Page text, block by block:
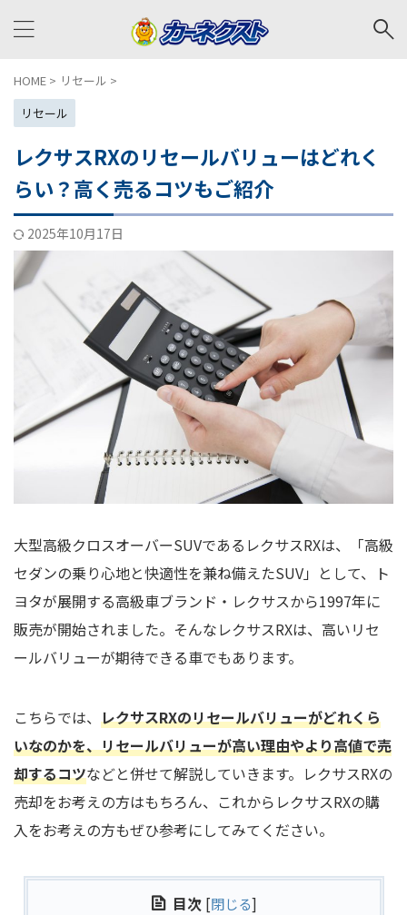
HOME > リセール >
リセール
レクサスRXのリセールバリューはどれく
らい？高く売るコツもご紹介
2025年10月17日
大型高級クロスオーバーSUVであるレクサスRXは、「高級
セダンの乗り心地と快適性を兼ね備えたSUV」として、ト
ヨタが展開する高級車ブランド・レクサスから1997年に
販売が開始されました。そんなレクサスRXは、高いリセ
ールバリューが期待できる車でもあります。
こちらでは、 レクサスRXのリセールバリューがどれくら
いなのかを、リセールバリューが高い理由やより高値で売
却するコツなどと併せて解説していきます。レクサスRXの
売却をお考えの方はもちろん、これからレクサスRXの購
入をお考えの方もぜひ参考にしてみてください。
目次 [閉じる]